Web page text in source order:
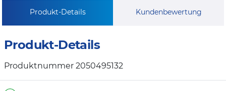
Produkt-Details Kundenbewertung
Produkt-Details
Produktnummer 2050495132